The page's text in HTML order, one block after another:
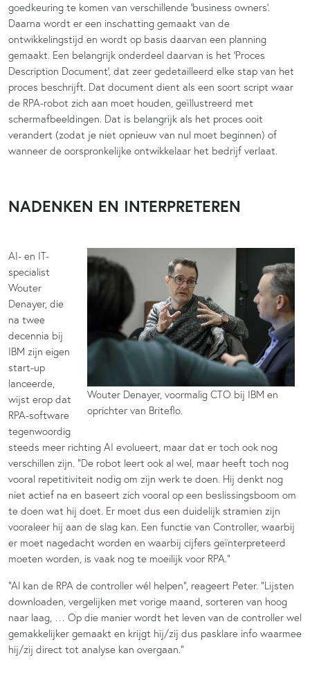
goedkeuring te komen van verschillende ‘business owners’.
Daarna wordt er een inschatting gemaakt van de
ontwikkelingstijd en wordt op basis daarvan een planning
gemaakt. Een belangrijk onderdeel daarvan is het ‘Proces
Description Document’, dat zeer gedetailleerd elke stap van het
proces beschrijft. Dat document dient als een soort script waar
de RPA-robot zich aan moet houden, geïllustreerd met
schermafbeeldingen. Dat is belangrijk als het proces ooit
verandert (zodat je niet opnieuw van nul moet beginnen) of
wanneer de oorspronkelijke ontwikkelaar het bedrijf verlaat.
NADENKEN EN INTERPRETEREN
Wouter Denayer, voormalig CTO bij IBM en
oprichter van Briteflo.
AI- en IT-
specialist
Wouter
Denayer, die
na twee
decennia bij
IBM zijn eigen
start-up
lanceerde,
wijst erop dat
RPA-software
tegenwoordig
steeds meer richting AI evolueert, maar dat er toch ook nog
verschillen zijn. “De robot leert ook al wel, maar heeft toch nog
vooral repetitiviteit nodig om zijn werk te doen. Hij denkt nog
niet actief na en baseert zich vooral op een beslissingsboom om
te doen wat hij doet. Er moet dus een duidelijk stramien zijn
vooraleer hij aan de slag kan. Een functie van Controller, waarbij
er moet nagedacht worden en waarbij cijfers geïnterpreteerd
moeten worden, is vaak nog te moeilijk voor RPA.”
“Al kan de RPA de controller wél helpen”, reageert Peter. “Lijsten
downloaden, vergelijken met vorige maand, sorteren van hoog
naar laag, … Op die manier wordt het leven van de controller wel
gemakkelijker gemaakt en krijgt hij/zij dus pasklare info waarmee
hij/zij direct tot analyse kan overgaan.”